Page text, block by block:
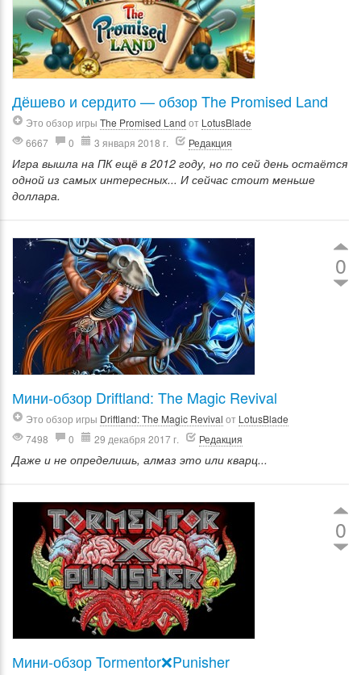
Дёшево и сердито — обзор The Promised Land
Это обзор игры The Promised Land от LotusBlade
6667
0 3 января 2018 г. Редакция
Игра вышла на ПК ещё в 2012 году, но по сей день остаётся
одной из самых интересных... И сейчас стоит меньше
доллара.
0
Мини-обзор Driftland: The Magic Revival
Это обзор игры Driftland: The Magic Revival от LotusBlade
7498
0 29 декабря 2017 г. Редакция
Даже и не определишь, алмаз это или кварц...
0
Мини-обзор Tormentor❌Punisher